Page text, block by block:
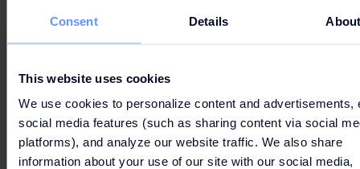
Consent Details About
This website uses cookies
We use cookies to personalize content and advertisements,
social media features (such as sharing content via social
platforms), and analyze our website traffic. We also share
information about your use of our site with our social media,
Nachweisbare Erfahrung im Detailhandel
Gepflegtes Erscheinungsbild
Fähigkeit, in einem dynamischen Umfeld zu
arbeiten
Leidenschaft für die Branche und die Marke